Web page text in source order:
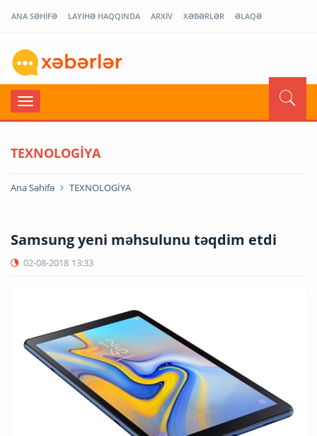
ANA SƏHİFƏ LAYİHƏ HAQQINDA ARXİV XƏBƏRLƏR ƏLAQƏ
TEXNOLOGİYA
Ana Səhifə TEXNOLOGİYA
Samsung yeni məhsulunu təqdim etdi
02-08-2018 13:33